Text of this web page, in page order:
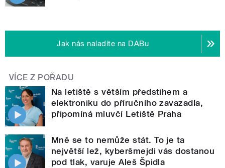
Jak nás naladíte na DABu
VÍCE Z POŘADU
Na letiště s větším předstihem a
elektroniku do příručního zavazadla,
připomíná mluvčí Letiště Praha
Mně se to nemůže stát. To je ta
největší lež, kyberšmejdi vás dostanou
pod tlak, varuje Aleš Špidla